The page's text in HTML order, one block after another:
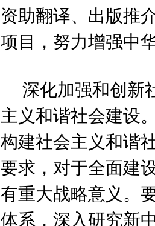
资助翻译、出版推
项目，努力增强中
深化加强和创新
主义和谐社会建设
构建社会主义和谐
要求，对于全面建
有重大战略意义。
体系，深入研究新